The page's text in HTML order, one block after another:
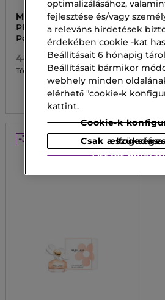
MARC JACOBS
PERFECT
Perfect Eau de Toilette
44 300,00 Ft
Tól 21 280,00 Ft
3 kiszerelésben
37
Tól
-30%
optimalizálásához,
fejlesztése és/vagy
a releváns hirdetések
érdekében cookie -kat
Beállításait 6 hónapig
Beállításait bármikor
webhely minden
elérhető "cookie-k
kattint.
Cookie-k
Csak a szükséges sütik elfogadása
Összes